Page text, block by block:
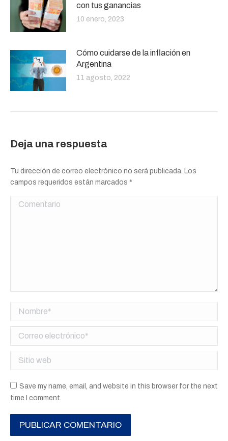
con tus ganancias
10 enero, 2023
Cómo cuidarse de la inflación en
Argentina
11 agosto, 2022
Deja una respuesta
Tu dirección de correo electrónico no será publicada. Los
campos requeridos están marcados *
Comentario
Nombre *
Correo electrónico *
Sitio web
Save my name, email, and website in this browser for the next
time I comment.
PUBLICAR COMENTARIO